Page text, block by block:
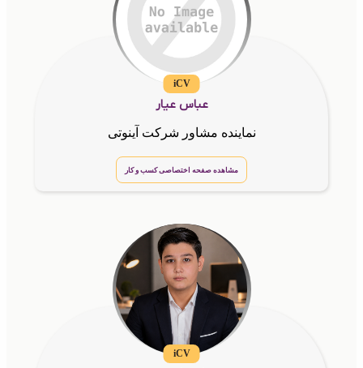
iCV
عباس عیار
نماینده مشاور شرکت آینوتی
مشاهده صفحه اختصاصی کسب و کار
iCV